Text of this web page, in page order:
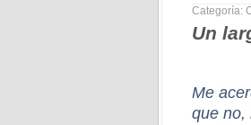
Categoría:
Un
Me
que no,